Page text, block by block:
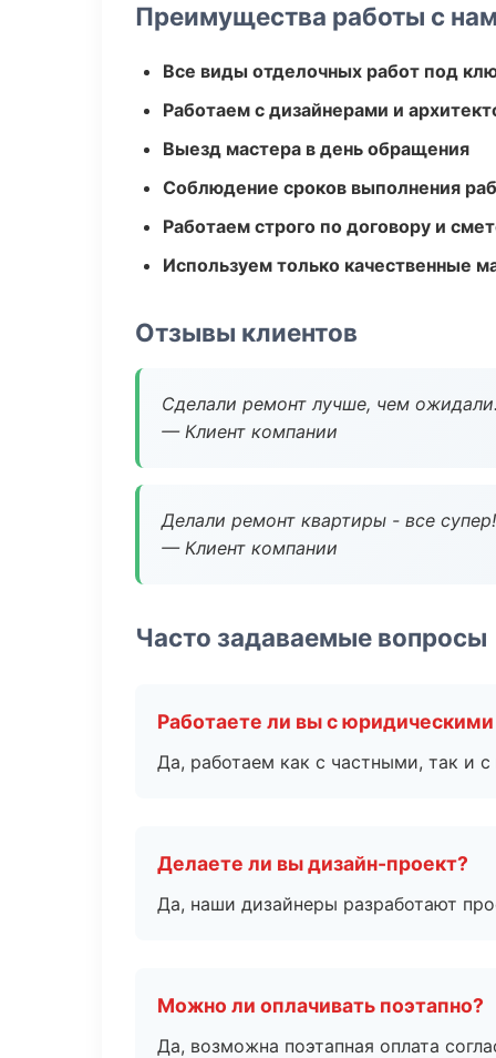
Преимущества работы с
Все виды отделочных работ под
Работаем с дизайнерами и
Выезд мастера в день обращения
Соблюдение сроков выполнения
Работаем строго по договору и
Используем только качественные
Отзывы клиентов
Сделали ремонт лучше, чем
— Клиент компании
Делали ремонт квартиры - все
— Клиент компании
Часто задаваемые вопросы
Работаете ли вы с
Да, работаем как с частными, так и
Делаете ли вы дизайн-проект?
Да, наши дизайнеры разработают
Можно ли оплачивать поэтапно?
Да, возможна поэтапная оплата